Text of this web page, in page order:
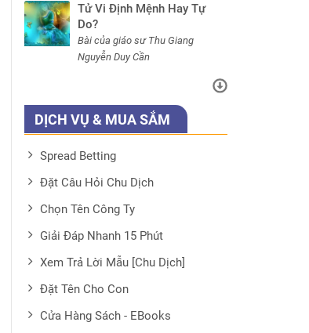
Tử Vi Định Mệnh Hay Tự
Do?
Bài của giáo sư Thu Giang
Nguyễn Duy Cần
DỊCH VỤ & MUA SẮM
Spread Betting
Đặt Câu Hỏi Chu Dịch
Chọn Tên Công Ty
Giải Đáp Nhanh 15 Phút
Xem Trả Lời Mẫu [Chu Dịch]
Đặt Tên Cho Con
Cửa Hàng Sách - EBooks